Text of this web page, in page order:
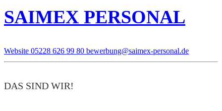
SAIMEX PERSONAL
Website 05228 626 99 80 bewerbung@saimex-personal.de
DAS SIND WIR!